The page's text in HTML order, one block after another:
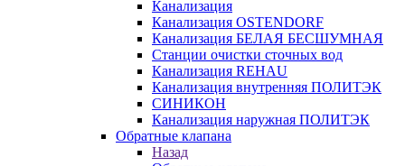
Канализация
Канализация OSTENDORF
Канализация БЕЛАЯ БЕСШУМНАЯ
Станции очистки сточных вод
Канализация REHAU
Канализация внутренняя ПОЛИТЭК
СИНИКОН
Канализация наружная ПОЛИТЭК
Обратные клапана
Назад